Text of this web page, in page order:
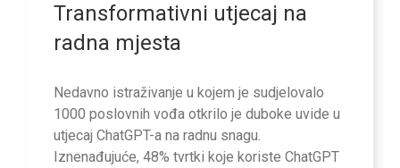
Transformativni utjecaj na
radna mjesta
Nedavno istraživanje u kojem je sudjelovalo
1000 poslovnih vođa otkrilo je duboke uvide u
utjecaj ChatGPT-a na radnu snagu.
Iznenađujuće, 48% tvrtki koje koriste ChatGPT